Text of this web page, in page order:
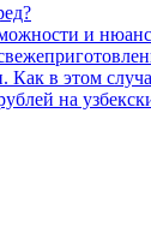
и
в этом
на